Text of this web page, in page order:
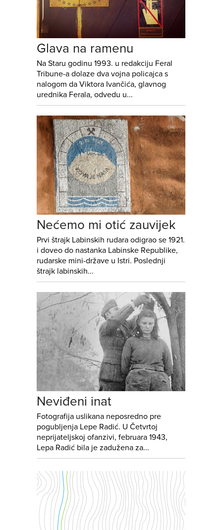
Glava na ramenu
Na Staru godinu 1993. u redakciju Feral
Tribune-a dolaze dva vojna policajca s
nalogom da Viktora Ivančića, glavnog
urednika Ferala, odvedu u...
Nećemo mi otić zauvijek
Prvi štrajk Labinskih rudara odigrao se 1921.
i doveo do nastanka Labinske Republike,
rudarske mini-države u Istri. Poslednji
štrajk labinskih...
Neviđeni inat
Fotografija uslikana neposredno pre
pogubljenja Lepe Radić. U Četvrtoj
neprijateljskoj ofanzivi, februara 1943,
Lepa Radić bila je zadužena za...